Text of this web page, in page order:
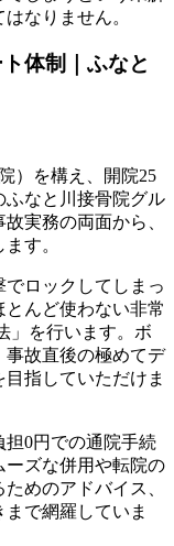
なりません。
体制｜ふなと
）を構え、開院25
ふなと川接骨院グル
実務の両面から、
す。
ロックしてしまっ
んど使わない非常
」を行います。ボ
事故直後の極めてデ
指していただけま
担0円での通院手続
ーズな併用や転院の
めのアドバイス、
で網羅していま